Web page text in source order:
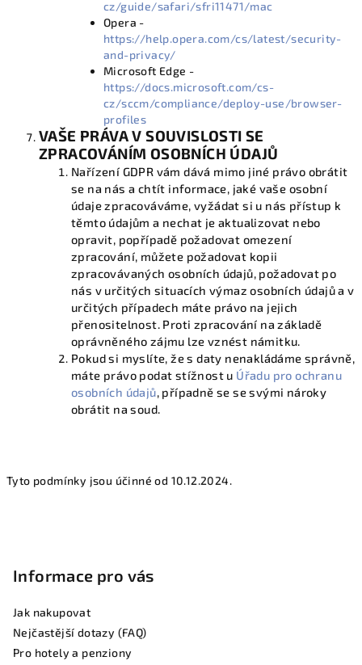
cz/guide/safari/sfri11471/mac
Opera -
https://help.opera.com/cs/latest/security-
and-privacy/
Microsoft Edge -
https://docs.microsoft.com/cs-
cz/sccm/compliance/deploy-use/browser-
profiles
VAŠE PRÁVA V SOUVISLOSTI SE
ZPRACOVÁNÍM OSOBNÍCH ÚDAJŮ
Nařízení GDPR vám dává mimo jiné právo obrátit
se na nás a chtít informace, jaké vaše osobní
údaje zpracováváme, vyžádat si u nás přístup k
těmto údajům a nechat je aktualizovat nebo
opravit, popřípadě požadovat omezení
zpracování, můžete požadovat kopii
zpracovávaných osobních údajů, požadovat po
nás v určitých situacích výmaz osobních údajů a v
určitých případech máte právo na jejich
přenositelnost. Proti zpracování na základě
oprávněného zájmu lze vznést námitku.
Pokud si myslíte, že s daty nenakládáme správně,
máte právo podat stížnost u Úřadu pro ochranu
osobních údajů, případně se se svými nároky
obrátit na soud.
Tyto podmínky jsou účinné od 10.12.2024.
Informace pro vás
Jak nakupovat
Nejčastější dotazy (FAQ)
Pro hotely a penziony